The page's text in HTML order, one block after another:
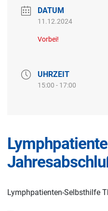
DATUM
11.12.2024
Vorbei!
UHRZEIT
15:00 - 17:00
Lymphpatienten-Selbsthilfe